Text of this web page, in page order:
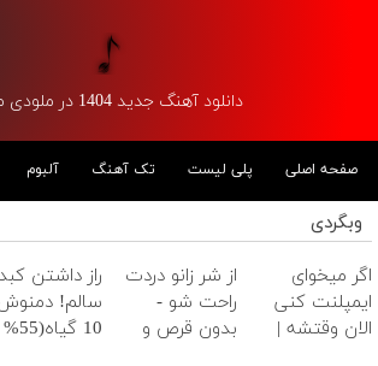
دانلود آهنگ جدید 1404 در ملودی مانیا
صفحه اصلی پلی لیست تک آهنگ آلبوم
وبگردی
اگر میخوای
ایمپلنت کنی
الان وقتشه |
از شر زانو دردت
راحت شو -
بدون قرص و
راز داشتن کبد
سالم!
10 گیاه(55%